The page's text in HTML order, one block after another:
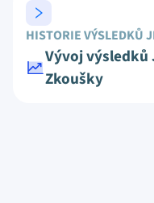
HISTORIE VÝSLEDKŮ
Vývoj výsledků
Zkoušky